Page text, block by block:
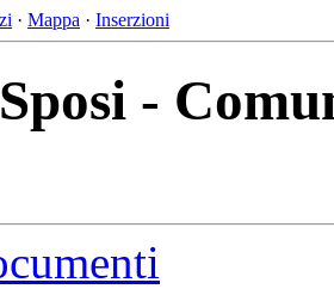
· Mappa · Inserzioni
-